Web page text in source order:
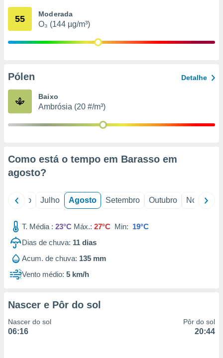
através
estudos
1199
55 Moderada
O₃ (144 µg/m³)
Pólen Detalhe
Baixo
Ambrósia (20 #/m³)
Como está o tempo em Barasso em
agosto?
Junho Julho Agosto Setembro Outubro Novembro
T. Média : 23°C Máx.: 27°C Min: 19°C
Dias de chuva: 11 dias
Acum. de chuva: 135 mm
Vento médio: 5 km/h
Nascer e Pôr do sol
Nascer do sol
06:16
Pôr do sol
20:44